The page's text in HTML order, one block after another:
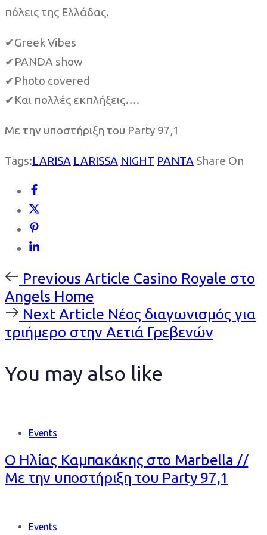
πόλεις της Ελλάδας.
✔Greek Vibes
✔PANDA show
✔Photo covered
✔Και πολλές εκπλήξεις….
Με την υποστήριξη του Party 97,1
Tags:LARISA LARISSA NIGHT PANTA Share On
Previous
Article
Previous Article Casino Royale στο
Angels Home
Next
Article
Next Article Νέος διαγωνισμός για
τριήμερο στην Αετιά Γρεβενών
You may also like
Events
Ο Ηλίας Καμπακάκης στο Marbella //
Με την υποστήριξη του Party 97,1
Events